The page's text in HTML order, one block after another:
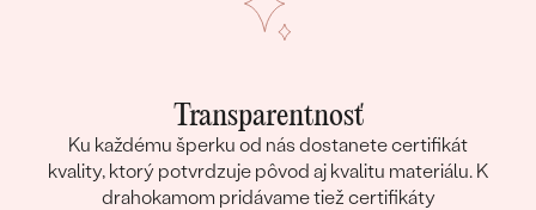
Transparentnosť
Ku každému šperku od nás dostanete certifikát
kvality, ktorý potvrdzuje pôvod aj kvalitu materiálu. K
drahokamom pridávame tiež certifikáty